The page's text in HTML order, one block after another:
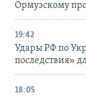
Ормузскому
19:42
Удары РФ по
последствия»
18:05